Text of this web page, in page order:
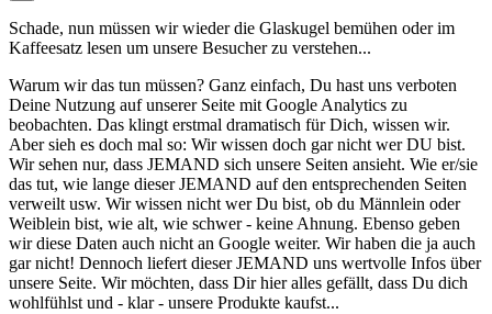
Schade, nun müssen wir wieder die Glaskugel bemühen oder im
Kaffeesatz lesen um unsere Besucher zu verstehen...
Warum wir das tun müssen? Ganz einfach, Du hast uns verboten
Deine Nutzung auf unserer Seite mit Google Analytics zu
beobachten. Das klingt erstmal dramatisch für Dich, wissen wir.
Aber sieh es doch mal so: Wir wissen doch gar nicht wer DU bist.
Wir sehen nur, dass JEMAND sich unsere Seiten ansieht. Wie er/sie
das tut, wie lange dieser JEMAND auf den entsprechenden Seiten
verweilt usw. Wir wissen nicht wer Du bist, ob du Männlein oder
Weiblein bist, wie alt, wie schwer - keine Ahnung. Ebenso geben
wir diese Daten auch nicht an Google weiter. Wir haben die ja auch
gar nicht! Dennoch liefert dieser JEMAND uns wertvolle Infos über
unsere Seite. Wir möchten, dass Dir hier alles gefällt, dass Du dich
wohlfühlst und - klar - unsere Produkte kaufst...